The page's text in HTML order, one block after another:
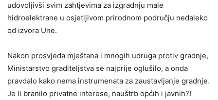
udovoljivši svim zahtjevima za izgradnju male
hidroelektrane u osjetljivom prirodnom području nedaleko
od izvora Une.
Nakon prosvjeda mještana i mnogih udruga protiv gradnje,
Ministarstvo graditeljstva se najprije oglušilo, a onda
pravdalo kako nema instrumenata za zaustavljanje gradnje.
Je li branilo privatne interese, nauštrb općih i javnih?!